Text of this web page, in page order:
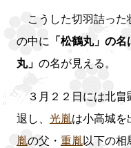
こうした切羽詰った
の中に
「松鶴丸」の
丸」 の名が見える。
３月２２日には北畠
退し、 光胤は小高城を
胤の父・ 重胤以下の